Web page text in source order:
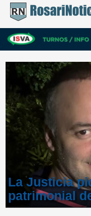
La Justicia
patrimonial